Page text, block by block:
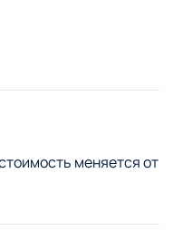
меняется от